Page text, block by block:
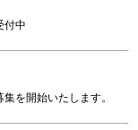
付中
を開始いたします。